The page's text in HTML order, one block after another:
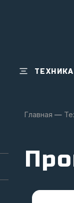
ТЕХНИКА
Главная —